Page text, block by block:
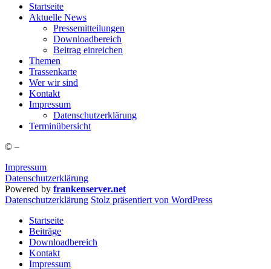
Start­sei­te
Aktu­el­le News
Pres­se­mit­tei­lun­gen
Down­load­be­reich
Bei­trag einreichen
The­men
Tras­sen­kar­te
Wer wir sind
Kon­takt
Impres­sum
Daten­schutz­er­klä­rung
Ter­min­über­sicht
© –
Impressum
Datenschutzerklärung
Powered by frankenserver.net
Daten­schutz­er­klä­rung Stolz präsentiert von WordPress
Startseite
Beiträge
Downloadbereich
Kontakt
Impressum